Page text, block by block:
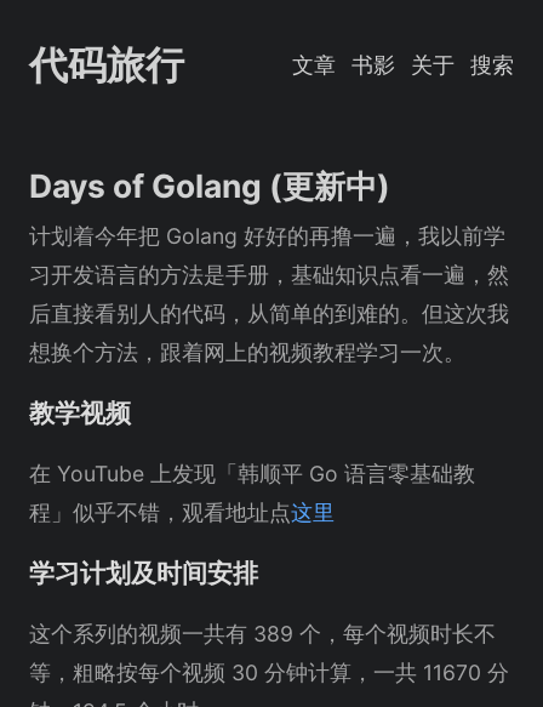
代码旅行 文章 书影 关于 搜索
Days of Golang (更新中)
计划着今年把 Golang 好好的再撸一遍，我以前学
习开发语言的方法是手册，基础知识点看一遍，然
后直接看别人的代码，从简单的到难的。但这次我
想换个方法，跟着网上的视频教程学习一次。
教学视频
在 YouTube 上发现「韩顺平 Go 语言零基础教
程」似乎不错，观看地址点这里
学习计划及时间安排
这个系列的视频一共有 389 个，每个视频时长不
等，粗略按每个视频 30 分钟计算，一共 11670 分